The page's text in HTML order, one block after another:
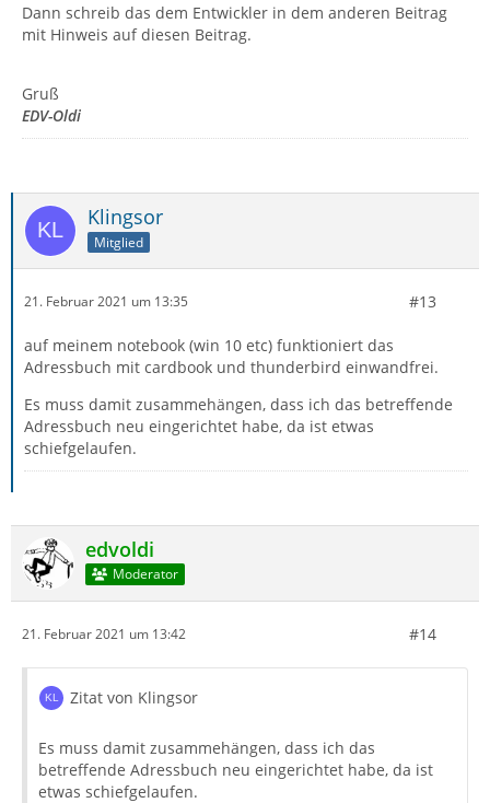
Dann schreib das dem Entwickler in dem anderen Beitrag
mit Hinweis auf diesen Beitrag.
Gruß
EDV-Oldi
Klingsor
Mitglied
21. Februar 2021 um 13:35 #13
auf meinem notebook (win 10 etc) funktioniert das
Adressbuch mit cardbook und thunderbird einwandfrei.
Es muss damit zusammehängen, dass ich das betreffende
Adressbuch neu eingerichtet habe, da ist etwas
schiefgelaufen.
edvoldi
Moderator
21. Februar 2021 um 13:42 #14
Zitat von Klingsor
Es muss damit zusammehängen, dass ich das
betreffende Adressbuch neu eingerichtet habe, da ist
etwas schiefgelaufen.